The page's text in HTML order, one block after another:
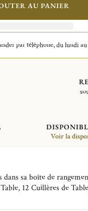
AU PANIER
par téléphone, du lundi
Voir la
sa boîte de
12 Cuillères de